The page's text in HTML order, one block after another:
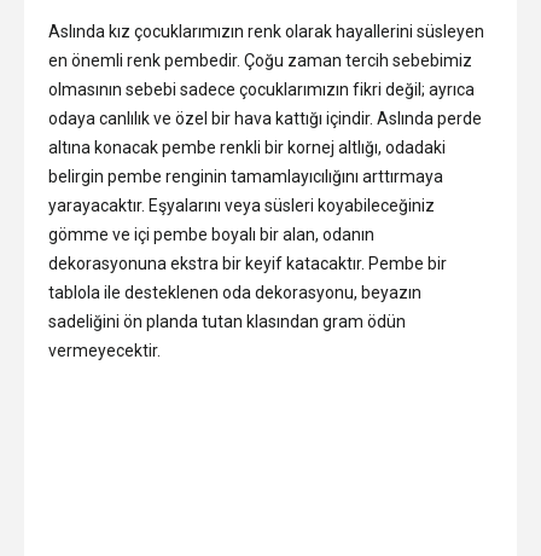
Aslında kız çocuklarımızın renk olarak hayallerini süsleyen
en önemli renk pembedir. Çoğu zaman tercih sebebimiz
olmasının sebebi sadece çocuklarımızın fikri değil; ayrıca
odaya canlılık ve özel bir hava kattığı içindir. Aslında perde
altına konacak pembe renkli bir kornej altlığı, odadaki
belirgin pembe renginin tamamlayıcılığını arttırmaya
yarayacaktır. Eşyalarını veya süsleri koyabileceğiniz
gömme ve içi pembe boyalı bir alan, odanın
dekorasyonuna ekstra bir keyif katacaktır. Pembe bir
tablola ile desteklenen oda dekorasyonu, beyazın
sadeliğini ön planda tutan klasından gram ödün
vermeyecektir.